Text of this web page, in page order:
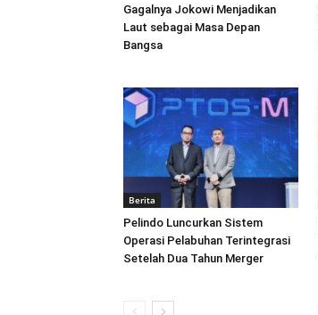
Gagalnya Jokowi Menjadikan
Laut sebagai Masa Depan
Bangsa
Berita
Pelindo Luncurkan Sistem
Operasi Pelabuhan Terintegrasi
Setelah Dua Tahun Merger